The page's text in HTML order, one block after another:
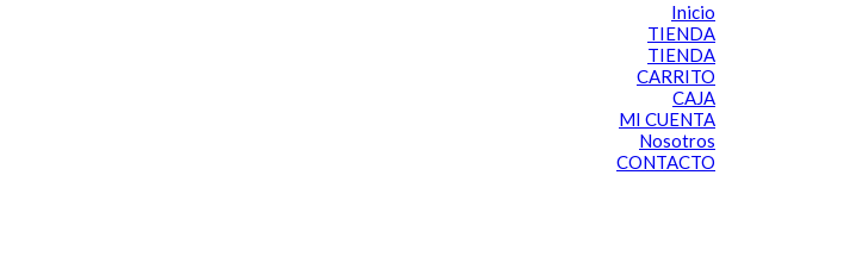
Inicio
TIENDA
TIENDA
CARRITO
CAJA
MI CUENTA
Nosotros
CONTACTO